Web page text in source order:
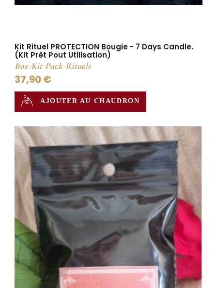
Kit Rituel PROTECTION Bougie - 7 Days Candle.
(Kit Prêt Pout Utilisation)
Box-Kit-Pack-Rituels
37,90 €
AJOUTER AU CHAUDRON